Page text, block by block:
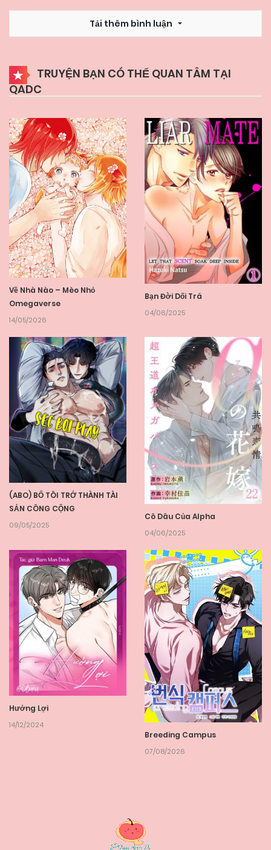
Tải thêm bình luận
TRUYỆN BẠN CÓ THỂ QUAN TÂM TẠI
QADC
Về Nhà Nào – Mèo Nhỏ
Omegaverse
14/05/2026
Bạn Đời Dối Trá
04/06/2025
(ABO) BỐ TÔI TRỞ THÀNH TÀI
SẢN CÔNG CỘNG
09/05/2025
Cô Dâu Của Alpha
04/06/2025
Hưởng Lợi
14/12/2024
Breeding Campus
07/08/2026